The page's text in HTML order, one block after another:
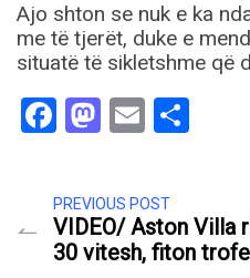
Ajo shton se nuk e ka
me të tjerët, duke e
situatë të sikletshme që
Facebook
Mastodon
Email
PREVIOUS POST
VIDEO/ Aston Villa
30 vitesh, fiton